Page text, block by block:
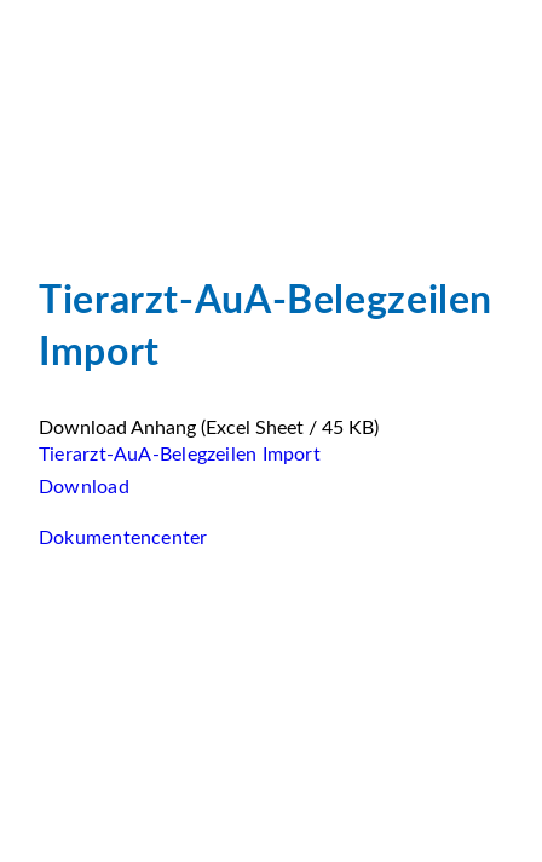
Tierarzt-AuA-Belegzeilen
Import
Download Anhang (Excel Sheet / 45 KB)
Tierarzt-AuA-Belegzeilen Import
Download
Dokumentencenter